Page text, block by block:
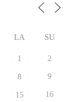
LA SU
1 2
8 9
15 16